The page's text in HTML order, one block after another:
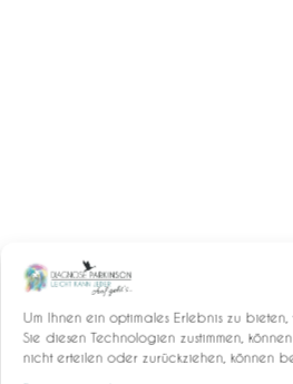
Um Ihnen ein optimales Erlebnis zu
Sie diesen Technologien zustimmen,
nicht erteilen oder zurückziehen, können